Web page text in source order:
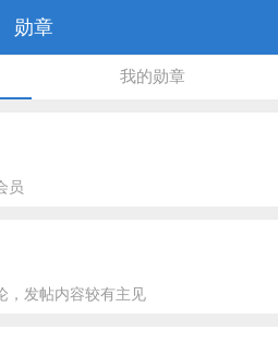
勋章
我的勋章
员
，发帖内容较有主见